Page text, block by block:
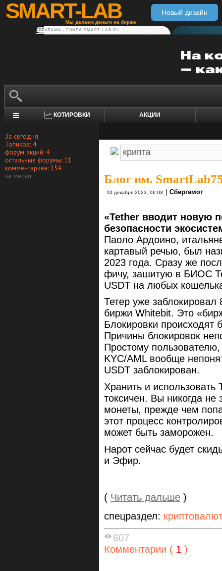
SMART-LAB
Мы делаем деньги на бирже
Новый дизайн
РЕКЛАМА • CONFA.SMART-LAB.RU
КОТИРОВКИ АКЦИИ
За сегодня
Топиков: 4
форум акций: 4
остальные форумы: 11
комментариев: 154
за месяц
Блог им.
10 декабря 2023, 06:03 Сбергамот
«Tether вводит новую
безопасности
Паоло Ардоино,
картавый речью, был
2023 года. Сразу же
фичу, зашитую в БИОС
USDT на любых
Тетер уже
биржи Whitebit. Это
Блокировки происходят
Причины блокировок
Простому
KYC/AML вообще
USDT заблокирован.
Хранить и
токсичен. Вы никогда не
монеты, прежде чем
этот процесс
может быть заморожен.
Нарот сейчас будет
и Эфир.
( Читать дальше )
спецраздел:
607
Комментарии ( 1 )